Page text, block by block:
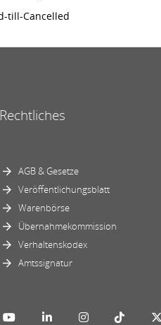
till-Cancelled
Rechtliches
AGB & Gesetze
Veröffentlichungsblatt
Warenbörse
Übernahmekommission
Verhaltenskodex
Amtssignatur